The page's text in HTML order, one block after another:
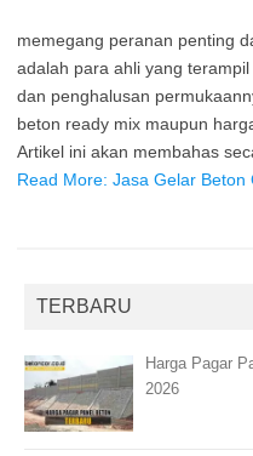
memegang peranan penting
adalah para ahli yang
dan penghalusan
beton ready mix maupun
Artikel ini akan membahas
Read More: Jasa Gelar
TERBARU
Harga Pagar
2026